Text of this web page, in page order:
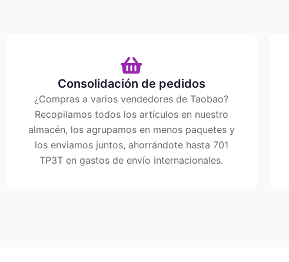
Consolidación de pedidos
¿Compras a varios vendedores de Taobao?
Recopilamos todos los artículos en nuestro
almacén, los agrupamos en menos paquetes y
los enviamos juntos, ahorrándote hasta 701
TP3T en gastos de envío internacionales.